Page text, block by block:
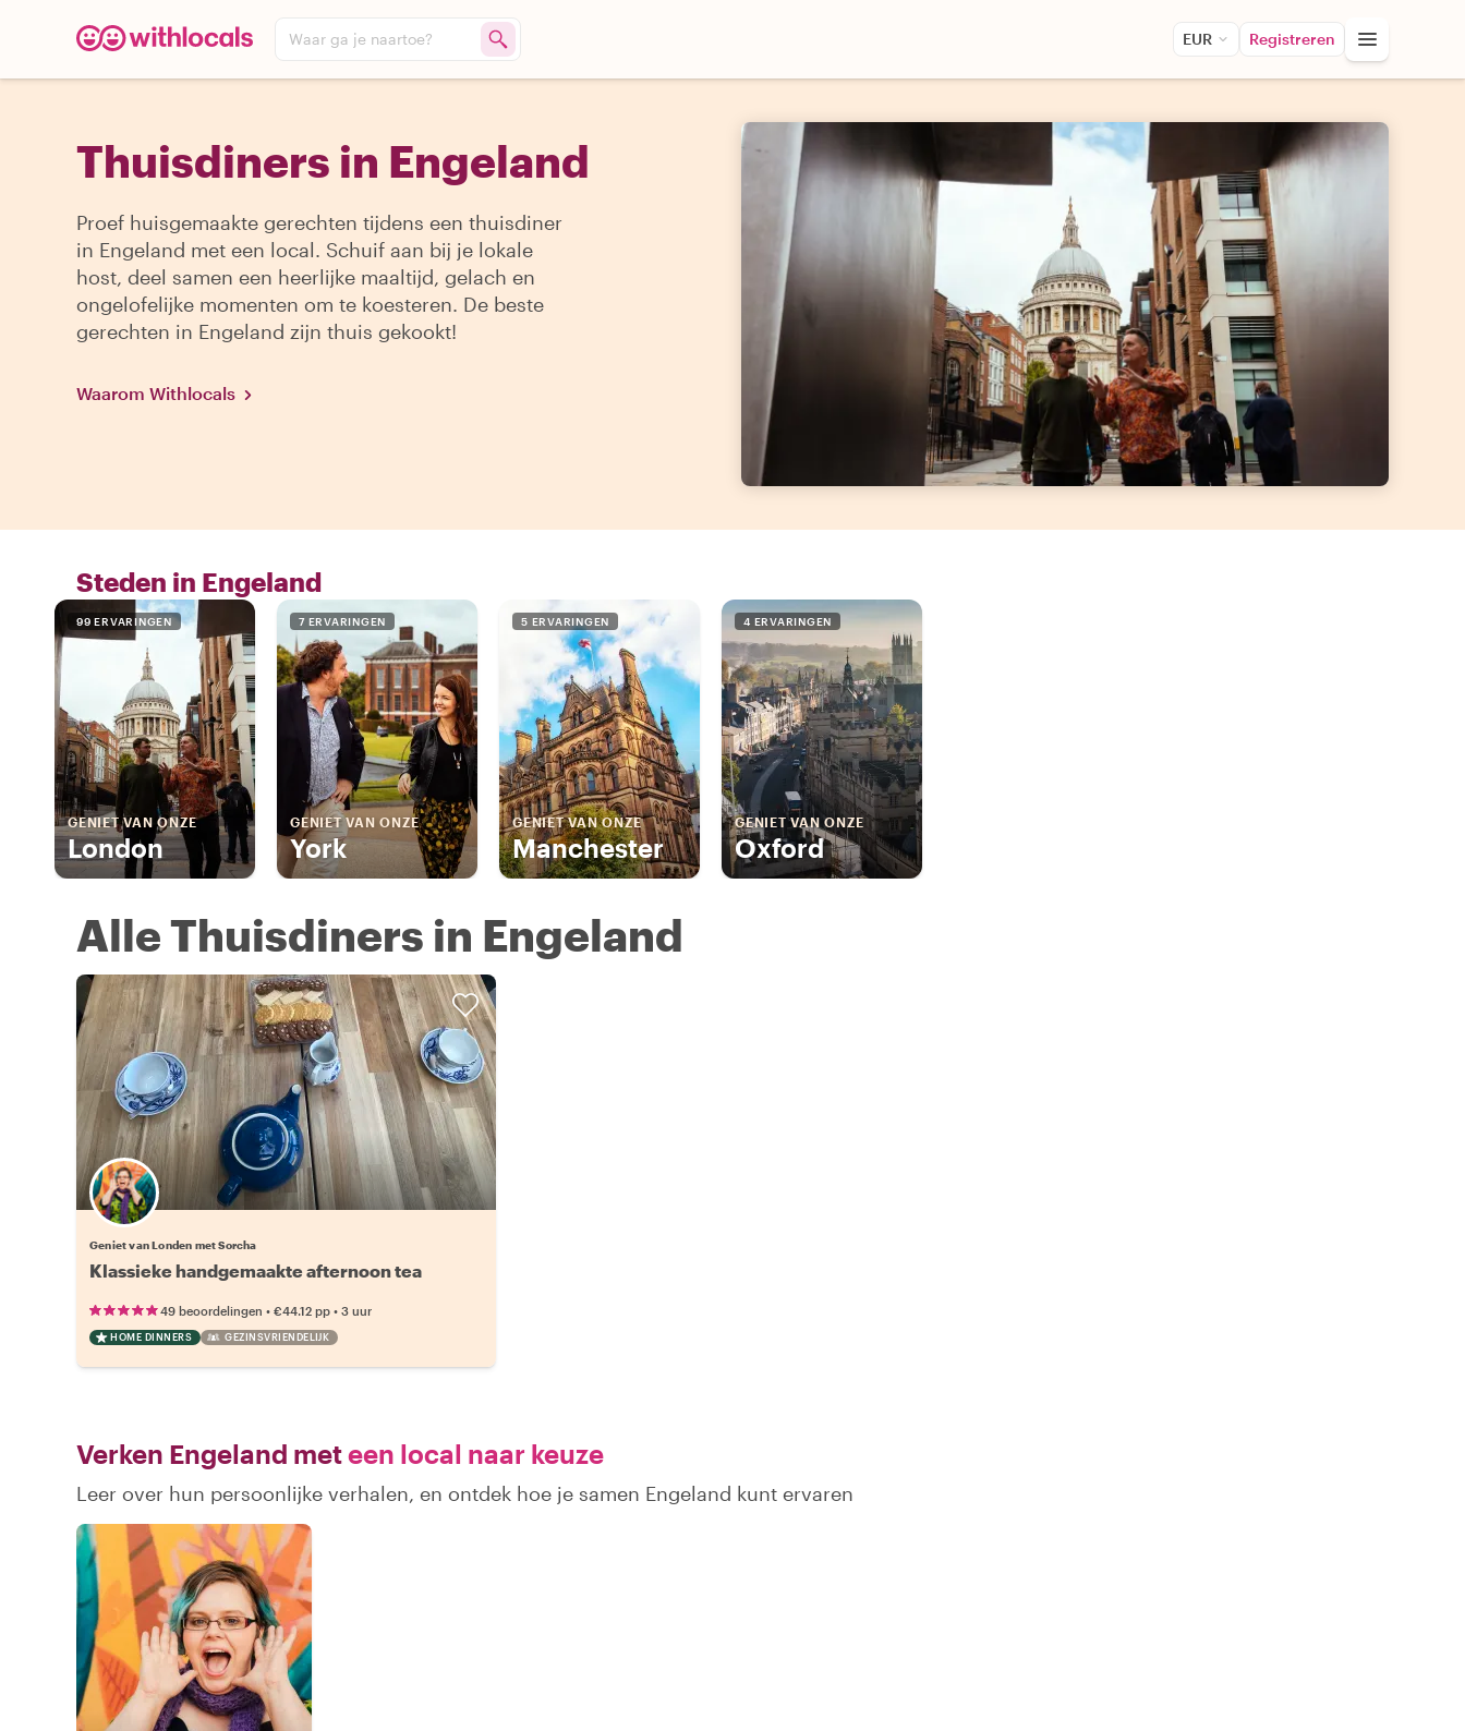
Waar ga je naartoe? EUR Registreren
Thuisdiners in Engeland
Proef huisgemaakte gerechten tijdens een thuisdiner
in Engeland met een local. Schuif aan bij je lokale
host, deel samen een heerlijke maaltijd, gelach en
ongelofelijke momenten om te koesteren. De beste
gerechten in Engeland zijn thuis gekookt!
Waarom Withlocals
Steden in Engeland
99 ERVARINGEN
GENIET VAN ONZE
London
7 ERVARINGEN
GENIET VAN ONZE
York
5 ERVARINGEN
GENIET VAN ONZE
Manchester
4 ERVARINGEN
GENIET VAN ONZE
Oxford
Alle Thuisdiners in Engeland
Geniet van Londen met Sorcha
Klassieke handgemaakte afternoon tea
49 beoordelingen • €44.12 pp • 3 uur
HOME DINNERS GEZINSVRIENDELIJK
Verken Engeland meteen local naar keuze
Leer over hun persoonlijke verhalen, en ontdek hoe je samen Engeland kunt ervaren